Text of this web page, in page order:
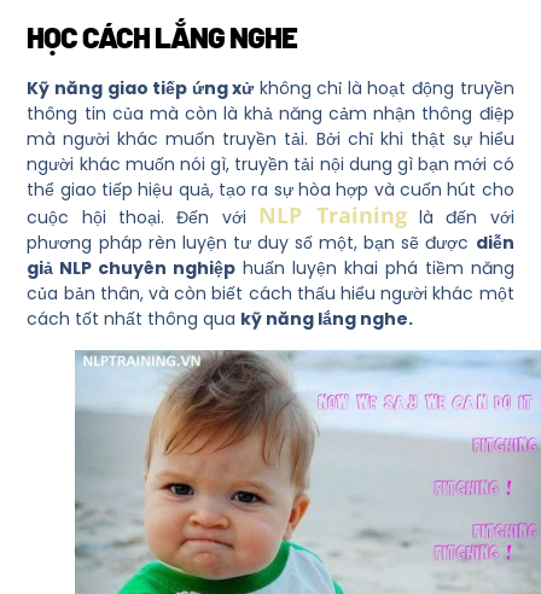
HỌC CÁCH LẮNG NGHE
Kỹ năng giao tiếp ứng xửkhông chỉ là hoạt động truyền
thông tin của mà còn là khả năng cảm nhận thông điệp
mà người khác muốn truyền tải. Bởi chỉ khi thật sự hiểu
người khác muốn nói gì, truyền tải nội dung gì bạn mới có
thể giao tiếp hiệu quả, tạo ra sự hòa hợp và cuốn hút cho
cuộc hội thoại. Đến với NLP Traininglà đến với
phương pháp rèn luyện tư duy số một, bạn sẽ được diễn
giả NLP chuyên nghiệp huấn luyện khai phá tiềm năng
của bản thân, và còn biết cách thấu hiểu người khác một
cách tốt nhất thông qua kỹ năng lắng nghe.